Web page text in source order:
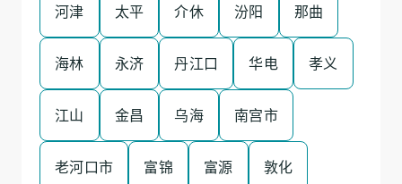
河津 太平 介休 汾阳 那曲
海林 永济 丹江口 华电 孝义
江山 金昌 乌海 南宫市
老河口市 富锦 富源 敦化